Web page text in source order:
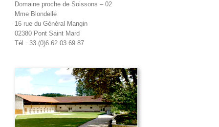
Domaine proche de Soissons – 02
Mme Blondelle
16 rue du Général Mangin
02380 Pont Saint Mard
Tél : 33 (0)6 62 03 69 87